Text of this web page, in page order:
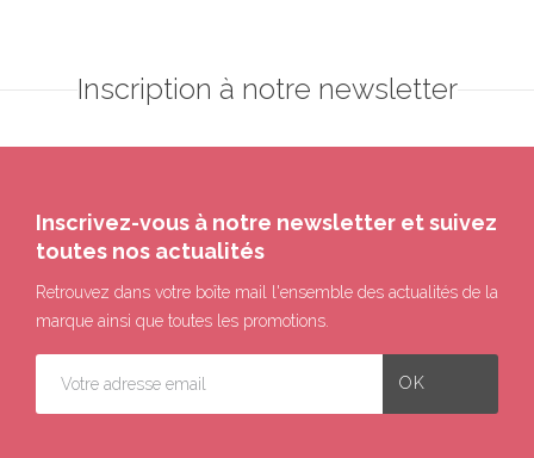
Inscription à notre newsletter
Inscrivez-vous à notre newsletter et suivez
toutes nos actualités
Retrouvez dans votre boîte mail l'ensemble des actualités de la
marque ainsi que toutes les promotions.